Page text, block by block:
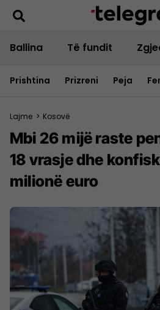
Ballina Të fundit
Prishtina Prizreni Peja
Lajme > Kosovë
Mbi 26 mijë raste
18 vrasje dhe
milionë euro